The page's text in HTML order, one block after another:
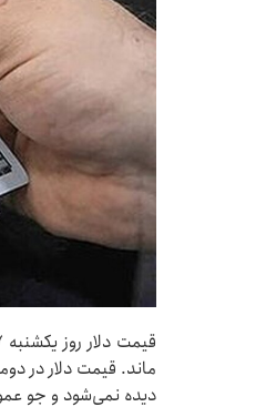
ماند. قیمت دلار در
دیده نمی‌شود و جو